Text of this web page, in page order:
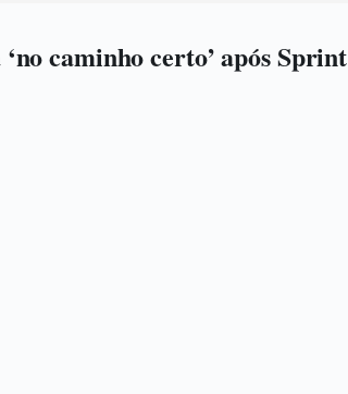
caminho certo’ após Sprint